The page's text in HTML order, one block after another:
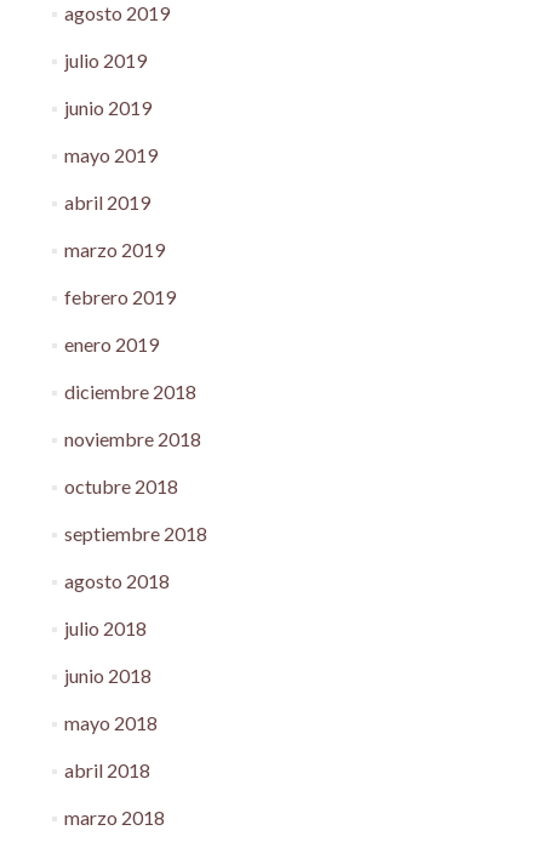
agosto 2019
julio 2019
junio 2019
mayo 2019
abril 2019
marzo 2019
febrero 2019
enero 2019
diciembre 2018
noviembre 2018
octubre 2018
septiembre 2018
agosto 2018
julio 2018
junio 2018
mayo 2018
abril 2018
marzo 2018